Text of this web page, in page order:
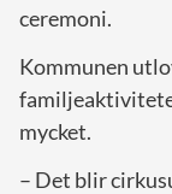
ceremoni.
Kommunen
mycket.
– Det blir